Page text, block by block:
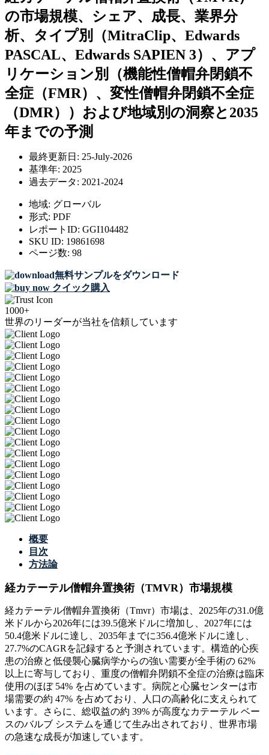
の市場規模、シェア、成長、業界分
析、タイプ別（MitraClip、Edwards
PASCAL、Edwards SAPIEN 3）、アプ
リケーション別（機能性僧帽弁閉鎖不
全症（FMR）、変性僧帽弁閉鎖不全症
（DMR））および地域別の洞察と2035
年までの予測
最終更新日: 25-July-2026
基準年: 2025
過去データ: 2021-2024
地域: グローバル
形式: PDF
レポートID: GGI104482
SKU ID: 19861698
ページ数: 98
無料サンプルをダウンロード
クイック購入
1000+
世界のリーダーが当社を信頼しています
概要
目次
方法論
経カテーテル僧帽弁置換術（TMVR）市場規模
経カテーテル僧帽弁置換術（Tmvr）市場は、2025年の31.0億
米ドルから2026年には39.5億米ドルに増加し、2027年には
50.4億米ドルに達し、2035年までに356.4億米ドルに達し、
27.7%のCAGRを記録すると予測されています。構造的心疾
患の治療と低侵襲心臓病学からの強い需要が全手術の 62%
以上に寄与しており、重度の僧帽弁閉鎖不全症の治療は臨床
使用のほぼ 54% を占めています。病院と心臓センターは市
場需要の約 47% を占めており、人口の高齢化に支えられて
います。さらに、総収益の約 39% が高度なカテーテル ベー
スのバルブ システムを通じて生み出されており、世界市場
の急速な成長が加速しています。